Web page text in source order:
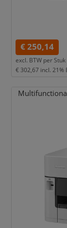
€ 250,14
excl. BTW per Stuk
€ 302,67 incl. 21%